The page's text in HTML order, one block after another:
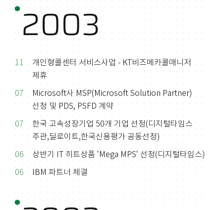
2003
11
개인형콜센터 서비스사업 - KT비즈메카콜매니저
제휴
07
Microsoft사 MSP(Microsoft Solution Partner)
선정 및 PDS, PSFD 계약
07
한국 고속성장기업 50개 기업 선정(디지털타임스
주관,딜로이트,한국신용평가 공동선정)
06 상반기 IT 히트상품 'Mega MPS' 선정(디지털타임스)
06 IBM 파트너 체결